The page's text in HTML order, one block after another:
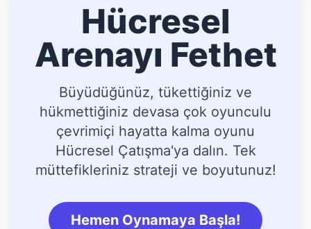
Hücresel
Arenayı Fethet
Büyüdüğünüz, tükettiğiniz ve
hükmettiğiniz devasa çok oyunculu
çevrimiçi hayatta kalma oyunu
Hücresel Çatışma'ya dalın. Tek
müttefikleriniz strateji ve boyutunuz!
Hemen Oynamaya Başla!